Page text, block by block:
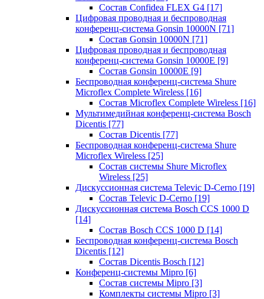
Состав Confidea FLEX G4 [17]
Цифровая проводная и беспроводная
конференц-система Gonsin 10000N [71]
Состав Gonsin 10000N [71]
Цифровая проводная и беспроводная
конференц-система Gonsin 10000E [9]
Состав Gonsin 10000E [9]
Беспроводная конференц-система Shure
Microflex Complete Wireless [16]
Состав Microflex Complete Wireless [16]
Мультимедийная конференц-система Bosch
Dicentis [77]
Состав Dicentis [77]
Беспроводная конференц-система Shure
Microflex Wireless [25]
Состав системы Shure Microflex
Wireless [25]
Дискуссионная система Televic D-Cerno [19]
Состав Televic D-Cerno [19]
Дискуссионная система Bosch CCS 1000 D
[14]
Состав Bosch CCS 1000 D [14]
Беспроводная конференц-система Bosch
Dicentis [12]
Состав Dicentis Bosch [12]
Конференц-системы Mipro [6]
Состав системы Mipro [3]
Комплекты системы Mipro [3]